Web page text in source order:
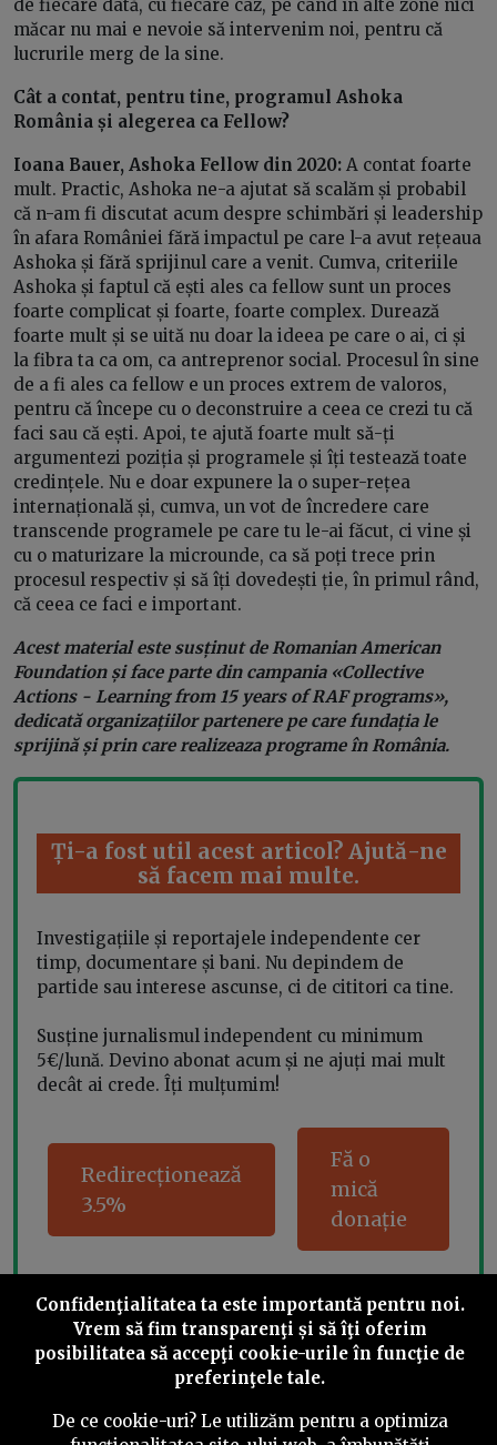
de fiecare dată, cu fiecare caz, pe când în alte zone nici
măcar nu mai e nevoie să intervenim noi, pentru că
lucrurile merg de la sine.
Cât a contat, pentru tine, programul Ashoka
România și alegerea ca Fellow?
Ioana Bauer, Ashoka Fellow din 2020: A contat foarte
mult. Practic, Ashoka ne-a ajutat să scalăm și probabil
că n-am fi discutat acum despre schimbări și leadership
în afara României fără impactul pe care l-a avut rețeaua
Ashoka și fără sprijinul care a venit. Cumva, criteriile
Ashoka și faptul că ești ales ca fellow sunt un proces
foarte complicat și foarte, foarte complex. Durează
foarte mult și se uită nu doar la ideea pe care o ai, ci și
la fibra ta ca om, ca antreprenor social. Procesul în sine
de a fi ales ca fellow e un proces extrem de valoros,
pentru că începe cu o deconstruire a ceea ce crezi tu că
faci sau că ești. Apoi, te ajută foarte mult să-ți
argumentezi poziția și programele și îți testează toate
credințele. Nu e doar expunere la o super-rețea
internațională și, cumva, un vot de încredere care
transcende programele pe care tu le-ai făcut, ci vine și
cu o maturizare la microunde, ca să poți trece prin
procesul respectiv și să îți dovedești ție, în primul rând,
că ceea ce faci e important.
Acest material este susținut de Romanian American
Foundation și face parte din campania «Collective
Actions - Learning from 15 years of RAF programs»,
dedicată organizațiilor partenere pe care fundația le
sprijină și prin care realizeaza programe în România.
Ți-a fost util acest articol? Ajută-ne
să facem mai multe.
Investigațiile și reportajele independente cer
timp, documentare și bani. Nu depindem de
partide sau interese ascunse, ci de cititori ca tine.
Susține jurnalismul independent cu minimum
5€/lună. Devino abonat acum și ne ajuți mai mult
decât ai crede. Îți mulțumim!
Redirecționează
3.5%
Fă o
mică
donație
Share this
Confidenţialitatea ta este importantă pentru noi.
Vrem să fim transparenţi și să îţi oferim
posibilitatea să accepţi cookie-urile în funcţie de
preferinţele tale.
De ce cookie-uri? Le utilizăm pentru a optimiza